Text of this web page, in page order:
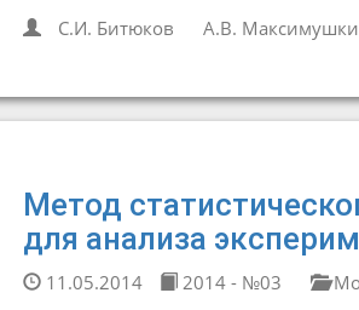
С.И. Битюков
А.В.
Метод
для анализа
11.05.2014 2014 - №03